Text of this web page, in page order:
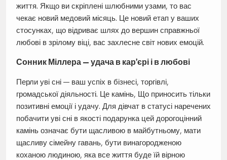
життя. Якщо ви скріплені шлюбними узами, то вас
чекає новий медовий місяць. Це новий етап у ваших
стосунках, що відриває шлях до вершин справжньої
любові в зрілому віці, вас захлесне світ нових емоцій.
Сонник Міллера — удача в кар’єрі і в любові
Перли уві сні — ваш успіх в бізнесі, торгівлі,
громадської діяльності. Це камінь, Що приносить тільки
позитивні емоції і удачу. Для дівчат в статусі наречених
побачити уві сні в якості подарунка цей дорогоцінний
камінь означає бути щасливою в майбутньому, мати
щасливу сімейну гавань, бути винагородженою
коханою людиною, яка все життя буде їй вірною